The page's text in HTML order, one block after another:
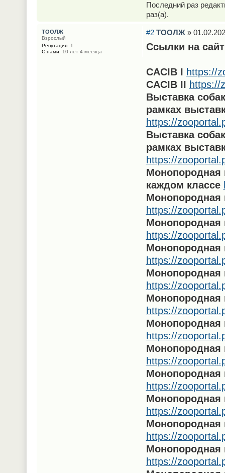
Последний раз
раз(а).
#2 ТООЛЖ »
Ссылки на
CACIB I https://
CACIB II https://
Выставка
рамках
https://
Выставка
рамках
https://
Монопородная
каждом классе
Монопородная
https://
Монопородная
https://
Монопородная
https://
Монопородная
https://
Монопородная
https://
Монопородная
https://
Монопородная
https://
Монопородная
https://
Монопородная
https://
Монопородная
https://
Монопородная
https://
ТООЛЖ
Взрослый
Репутация: 1
С нами: 10 лет 4 месяца